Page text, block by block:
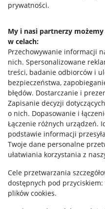
prywatności.
My i nasi partnerzy
w celach:
Przechowywanie informacji
nich. Spersonalizowane
treści, badanie odbiorców i
bezpieczeństwa,
błędów. Dostarczanie i
Zapisanie decyzji
o nich. Dopasowanie i
Łączenie różnych urządzeń.
podstawie informacji
Twoje dane personalne
ułatwiania korzystania z
Cele przetwarzania
dostępnych pod przyciskiem:
plików cookies.
Jak to działa
Allegro Gadane dla
Allegro Gadane dla
Mapa miejscowości
Informacje prawne
Regulamin
Polityka plików "cookies"
Ustawienia plików "cookies"
Udostępnianie lokalizacji
Informacje dla Aktu o